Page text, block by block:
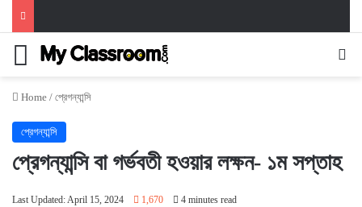
Menu
Home / প্রেগন্যান্সি
প্রেগন্যান্সি
প্রেগন্যান্সি বা গর্ভবতী হওয়ার লক্ষন- ১ম সপ্তাহ
Last Updated: April 15, 2024 1,670 4 minutes read